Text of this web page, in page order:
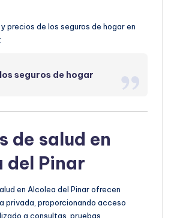
precios de los seguros de hogar en
seguros de hogar
de salud en
del Pinar
en Alcolea del Pinar ofrecen
privada, proporcionando acceso
a consultas, pruebas